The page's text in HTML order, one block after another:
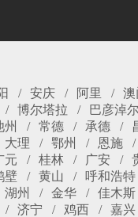
安庆 阿里
澳
博尔塔拉
巴彦淖
州 常德 承德
大理 鄂州
恩施
元 桂林 广安
壁 黄山
呼和浩特
湖州 金华
佳木斯
济宁 鸡西
嘉兴